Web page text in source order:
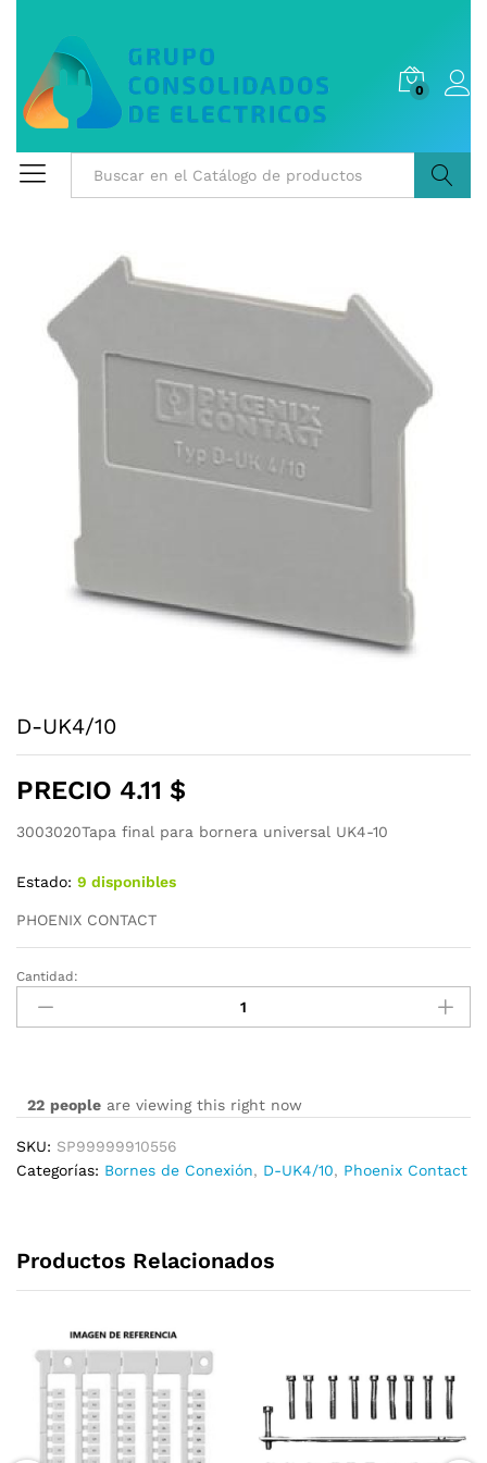
0
D-UK4/10
PRECIO 4.11 $
3003020Tapa final para bornera universal UK4-10
Estado: 9 disponibles
PHOENIX CONTACT
D-
UK4/10
cantidad
Cantidad:
22 people are viewing this right now
SKU: SP99999910556
Categorías: Bornes de Conexión, D-UK4/10, Phoenix Contact
Productos Relacionados